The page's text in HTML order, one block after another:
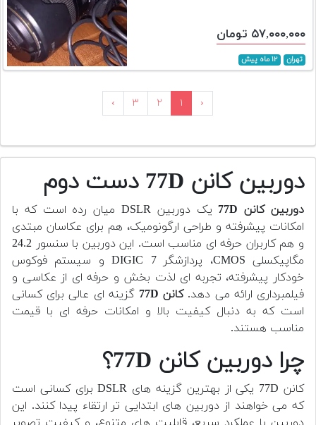
۵۷,۰۰۰,۰۰۰ تومان
تهران ۱۲ ماه پیش
‹ ۱ ۲ ۳ ›
دوربین کانن 77D دست دوم
دوربین کانن 77D
یک دوربین DSLR میان رده است که با
امکانات پیشرفته و طراحی ارگونومیک، هم برای عکاسان مبتدی
و هم کاربران حرفه ای مناسب است. این دوربین با سنسور 24.2
مگاپیکسلی CMOS، پردازشگر DIGIC 7 و سیستم فوکوس
خودکار پیشرفته، تجربه ای لذت بخش و حرفه ای از عکاسی و
فیلمبرداری ارائه می دهد.کانن 77D
گزینه ای عالی برای کسانی
است که به دنبال کیفیت بالا و امکانات حرفه ای با قیمت
مناسب هستند.
چرا دوربین کانن 77D؟
کانن 77D یکی از بهترین گزینه های DSLR برای کسانی است
که می خواهند از دوربین های ابتدایی تر ارتقاء پیدا کنند. این